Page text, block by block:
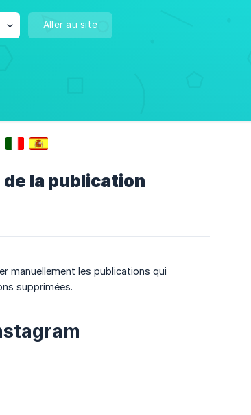
Aller au site
la publication
manuellement les publications qui
supprimées.